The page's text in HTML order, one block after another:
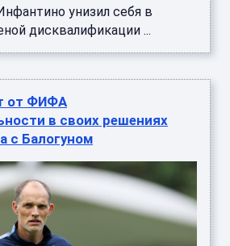
унизил себя в
дисквалификации ...
от ФИФА
в своих решениях
с Балогуном